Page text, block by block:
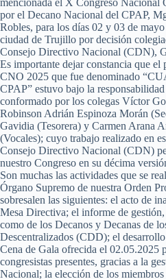
mencionada el X Congreso
por el Decano Nacional del CPAP,
Robles, para los días 02 y 03 de
ciudad de Trujillo por decisión
Consejo Directivo Nacional (CDN),
Es importante dejar constancia que
CNO 2025 que fue denominado
CPAP” estuvo bajo la
conformado por los colegas Víctor
Robinson Adrián Espinoza Morán
Gavidia (Tesorera) y Carmen Arana
(Vocales); cuyo trabajo realizado en
Consejo Directivo Nacional (CDN)
nuestro Congreso en su décima
Son muchas las actividades que se
Órgano Supremo de nuestra Orden
sobresalen las siguientes: el acto de
Mesa Directiva; el informe de
como de los Decanos y Decanas de
Descentralizados (CDD); el
Cena de Gala ofrecida el 02.05.2025
congresistas presentes, gracias a la
Nacional; la elección de los